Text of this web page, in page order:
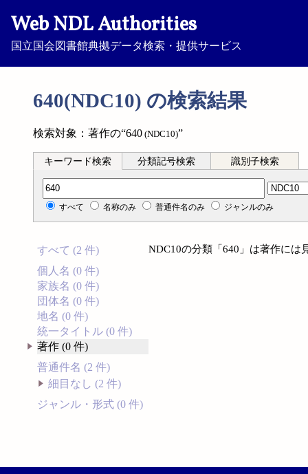
Web NDL Authorities
国立国会図書館典拠データ検索・提供サービス
640(NDC10) の検索結果
検索対象：著作の“640 (NDC10)”
キーワード検索 分類記号検索 識別子検索
分類記号検索
すべて 名称のみ 普通件名のみ ジャンルのみ
すべて (2 件)
個人名 (0 件)
家族名 (0 件)
団体名 (0 件)
地名 (0 件)
統一タイトル (0 件)
著作 (0 件)
普通件名 (2 件)
細目なし (2 件)
ジャンル・形式 (0 件)
NDC10の分類「640」は著作には